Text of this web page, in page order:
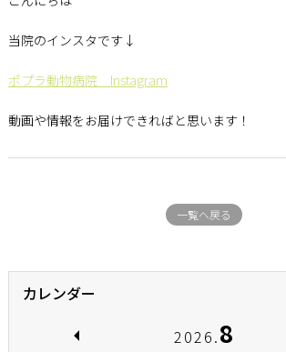
当院のインスタです↓
ポプラ動物病院 Instagram
動画や情報をお届けできればと思います！
一覧へ戻る
カレンダー
2026.8